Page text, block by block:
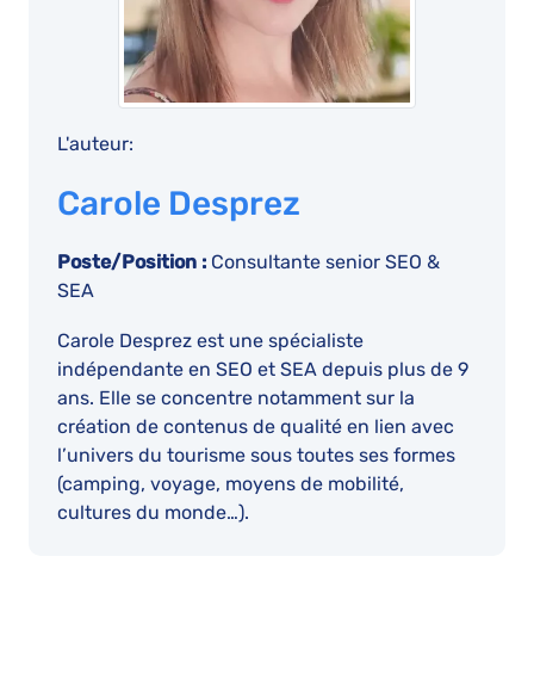
L'auteur:
Carole Desprez
Poste/Position : Consultante senior SEO &
SEA
Carole Desprez est une spécialiste
indépendante en SEO et SEA depuis plus de 9
ans. Elle se concentre notamment sur la
création de contenus de qualité en lien avec
l’univers du tourisme sous toutes ses formes
(camping, voyage, moyens de mobilité,
cultures du monde…).